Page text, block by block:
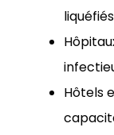
liquéfiés
Hôtels